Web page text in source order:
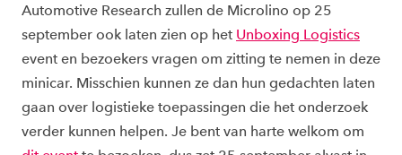
Automotive Research zullen de Microlino op 25
september ook laten zien op het Unboxing Logistics
event en bezoekers vragen om zitting te nemen in deze
minicar. Misschien kunnen ze dan hun gedachten laten
gaan over logistieke toepassingen die het onderzoek
verder kunnen helpen. Je bent van harte welkom om